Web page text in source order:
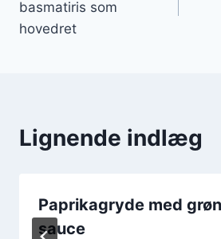
basmatiris som
hovedret
Lignende indlæg
Paprikagryde med
sauce